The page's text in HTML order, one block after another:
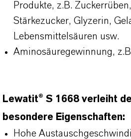
Produkte, z.B.
Stärkezucker, Glyzerin,
Lebensmittelsäuren usw.
Aminosäuregewinnung,
Lewatit® S 1668 verleiht
besondere Eigenschaften:
Hohe